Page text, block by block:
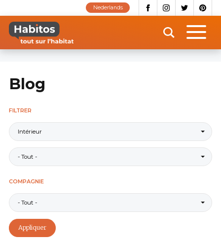
contenu
principal
Nederlands
Blog
FILTRER
Intérieur
- Tout -
COMPAGNIE
- Tout -